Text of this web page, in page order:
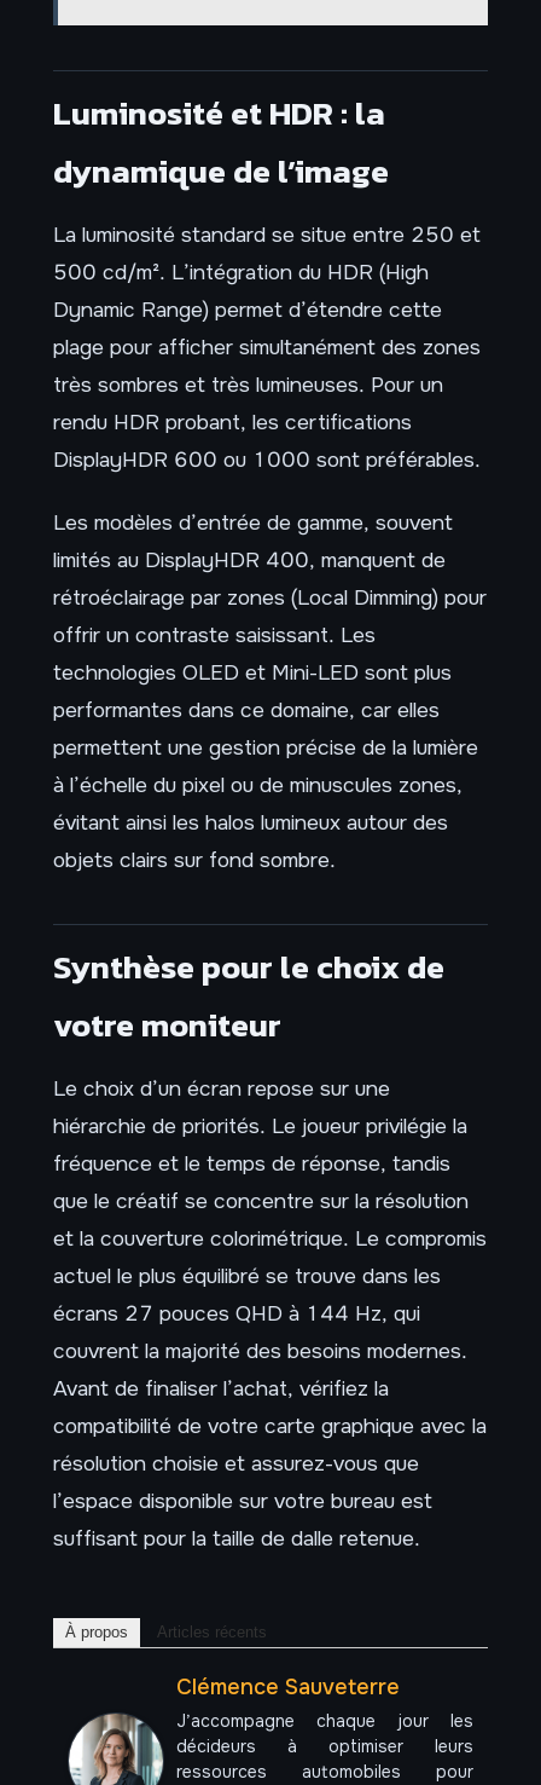
Luminosité et HDR : la
dynamique de l’image
La luminosité standard se situe entre 250 et
500 cd/m². L’intégration du HDR (High
Dynamic Range) permet d’étendre cette
plage pour afficher simultanément des zones
très sombres et très lumineuses. Pour un
rendu HDR probant, les certifications
DisplayHDR 600 ou 1000 sont préférables.
Les modèles d’entrée de gamme, souvent
limités au DisplayHDR 400, manquent de
rétroéclairage par zones (Local Dimming) pour
offrir un contraste saisissant. Les
technologies OLED et Mini-LED sont plus
performantes dans ce domaine, car elles
permettent une gestion précise de la lumière
à l’échelle du pixel ou de minuscules zones,
évitant ainsi les halos lumineux autour des
objets clairs sur fond sombre.
Synthèse pour le choix de
votre moniteur
Le choix d’un écran repose sur une
hiérarchie de priorités. Le joueur privilégie la
fréquence et le temps de réponse, tandis
que le créatif se concentre sur la résolution
et la couverture colorimétrique. Le compromis
actuel le plus équilibré se trouve dans les
écrans 27 pouces QHD à 144 Hz, qui
couvrent la majorité des besoins modernes.
Avant de finaliser l’achat, vérifiez la
compatibilité de votre carte graphique avec la
résolution choisie et assurez-vous que
l’espace disponible sur votre bureau est
suffisant pour la taille de dalle retenue.
À propos Articles récents
Clémence Sauveterre
J’accompagne chaque jour les
décideurs à optimiser leurs
ressources automobiles pour